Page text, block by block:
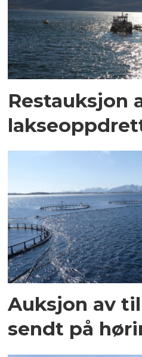
Restauksjon
Auksjon av
sendt på